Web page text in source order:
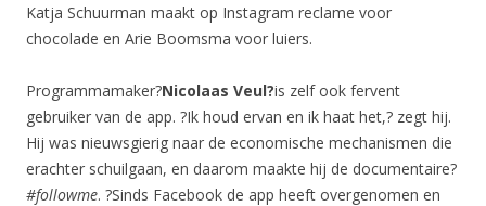
Katja Schuurman maakt op Instagram reclame voor
chocolade en Arie Boomsma voor luiers.
Programmamaker?Nicolaas Veul?is zelf ook fervent
gebruiker van de app. ?Ik houd ervan en ik haat het,? zegt hij.
Hij was nieuwsgierig naar de economische mechanismen die
erachter schuilgaan, en daarom maakte hij de documentaire?
#followme. ?Sinds Facebook de app heeft overgenomen en